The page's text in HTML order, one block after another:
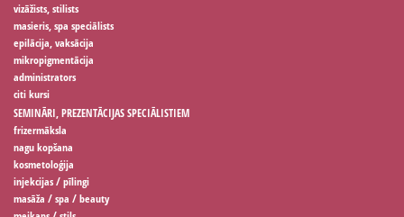
vizāžists, stilists
masieris, spa speciālists
epilācija, vaksācija
mikropigmentācija
administrators
citi kursi
SEMINĀRI, PREZENTĀCIJAS SPECIĀLISTIEM
frizermāksla
nagu kopšana
kosmetoloģija
injekcijas / pīlingi
masāža / spa / beauty